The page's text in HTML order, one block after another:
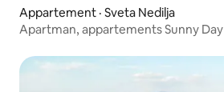
Appartement · Sveta Nedilja
Apartman, appartements Sunny Day